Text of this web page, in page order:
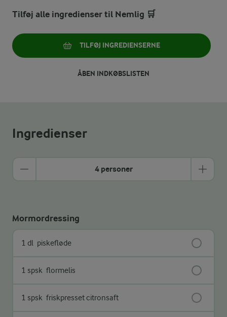
Tilføj alle ingredienser til Nemlig 🛒
TILFØJ INGREDIENSERNE
ÅBEN INDKØBSLISTEN
Ingredienser
4 personer
Mormordressing
1 dl piskefløde
1 spsk flormelis
1 spsk friskpresset citronsaft